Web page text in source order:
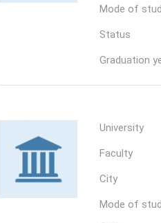
Mode of
Status
Graduation
University
Faculty
City
Mode of